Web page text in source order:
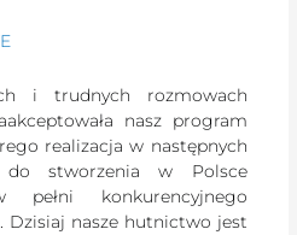
i trudnych rozmowach
nasz program
realizacja w następnych
do stworzenia w Polsce
konkurencyjnego
Dzisiaj nasze hutnictwo jest